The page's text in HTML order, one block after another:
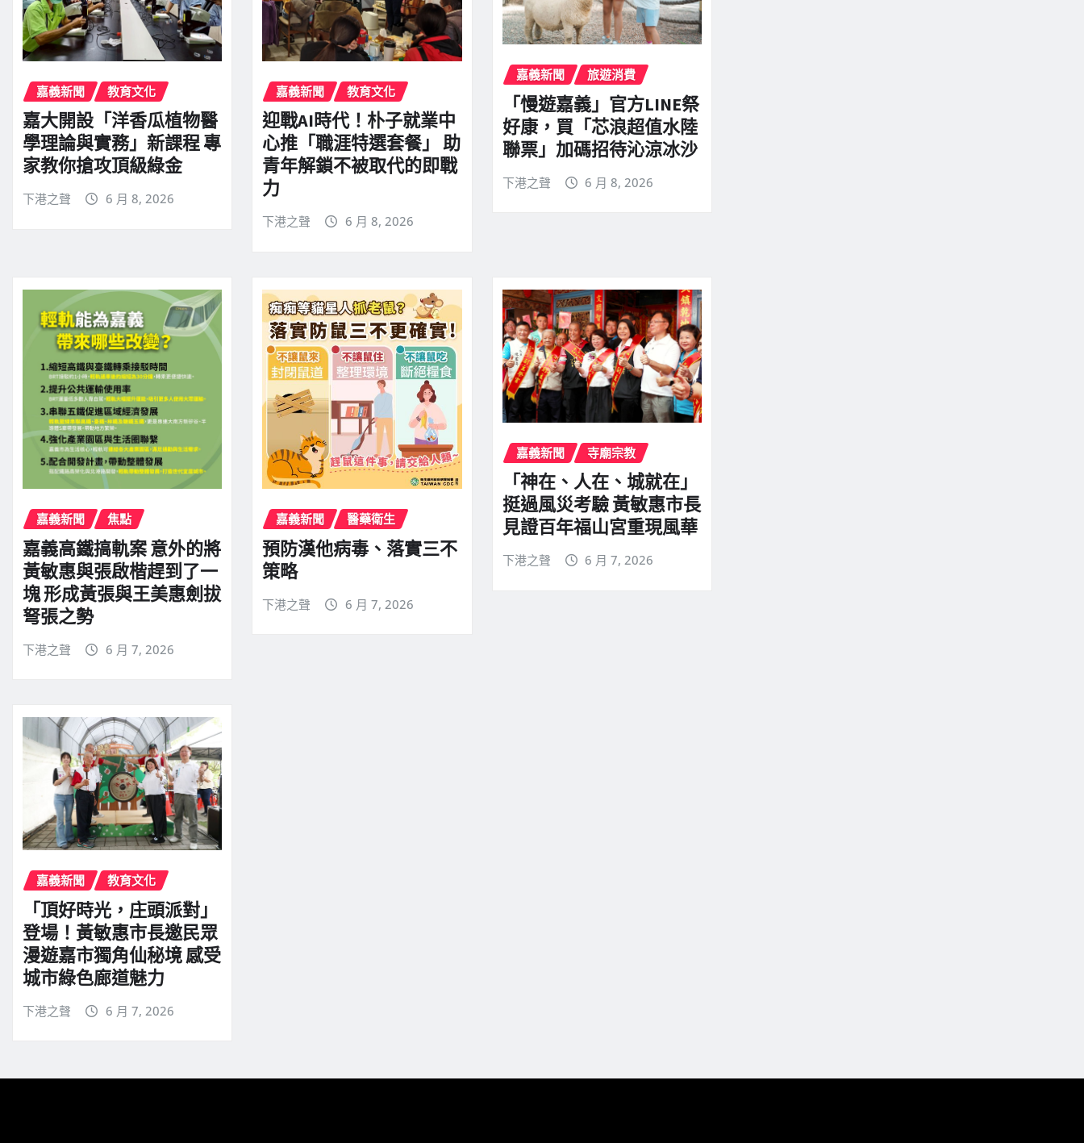
嘉義新聞 教育文化
嘉大開設「洋香瓜植物醫
學理論與實務」新課程 專
家教你搶攻頂級綠金
下港之聲 6 月 8, 2026
嘉義新聞 教育文化
迎戰AI時代！朴子就業中
心推「職涯特選套餐」 助
青年解鎖不被取代的即戰
力
下港之聲 6 月 8, 2026
嘉義新聞 旅遊消費
「慢遊嘉義」官方LINE祭
好康，買「芯浪超值水陸
聯票」加碼招待沁涼冰沙
下港之聲 6 月 8, 2026
嘉義新聞 焦點
嘉義高鐵搞軌案 意外的將
黃敏惠與張啟楷趕到了一
塊 形成黃張與王美惠劍拔
弩張之勢
下港之聲 6 月 7, 2026
嘉義新聞 醫藥衛生
預防漢他病毒、落實三不
策略
下港之聲 6 月 7, 2026
嘉義新聞 寺廟宗教
「神在、人在、城就在」
挺過風災考驗 黃敏惠市長
見證百年福山宮重現風華
下港之聲 6 月 7, 2026
嘉義新聞 教育文化
「頂好時光，庄頭派對」
登場！黃敏惠市長邀民眾
漫遊嘉市獨角仙秘境 感受
城市綠色廊道魅力
下港之聲 6 月 7, 2026